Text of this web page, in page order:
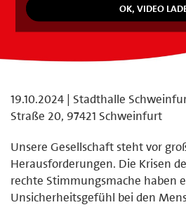
19.10.2024 | Stadthalle
Straße 20, 97421 Schweinfurt
Unsere Gesellschaft steht vor
Herausforderungen. Die Krisen
rechte Stimmungsmache haben
Unsicherheitsgefühl bei den